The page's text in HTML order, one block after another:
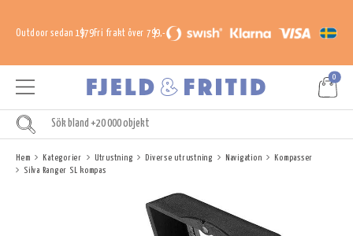
Outdoor sedan 1979Fri frakt över 799,-
0
Hem Kategorier Utrustning Diverse utrustning Navigation
Kompasser
Silva Ranger SL kompas